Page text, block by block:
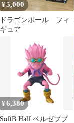
¥5,000
ドラゴンボール フィ
ギュア
¥6,380
SoftB Half ベルゼブブ